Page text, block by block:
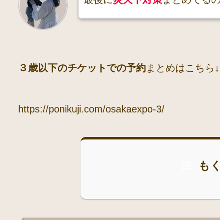
３歳以下のチケットでの予約まとめはこちら↓
https://ponikuji.com/osakaexpo-3/
も